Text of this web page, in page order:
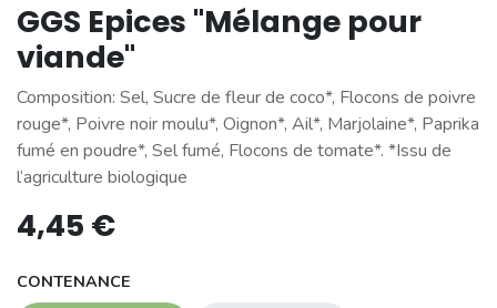
GGS Epices "Mélange pour
viande"
Composition: Sel, Sucre de fleur de coco*, Flocons de poivre
rouge*, Poivre noir moulu*, Oignon*, Ail*, Marjolaine*, Paprika
fumé en poudre*, Sel fumé, Flocons de tomate*. *Issu de
l‘agriculture biologique
4,45 €
CONTENANCE